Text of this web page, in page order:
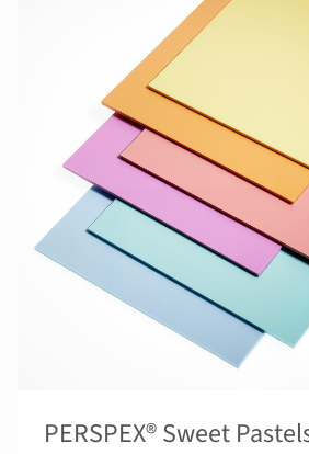
PERSPEX® Sweet